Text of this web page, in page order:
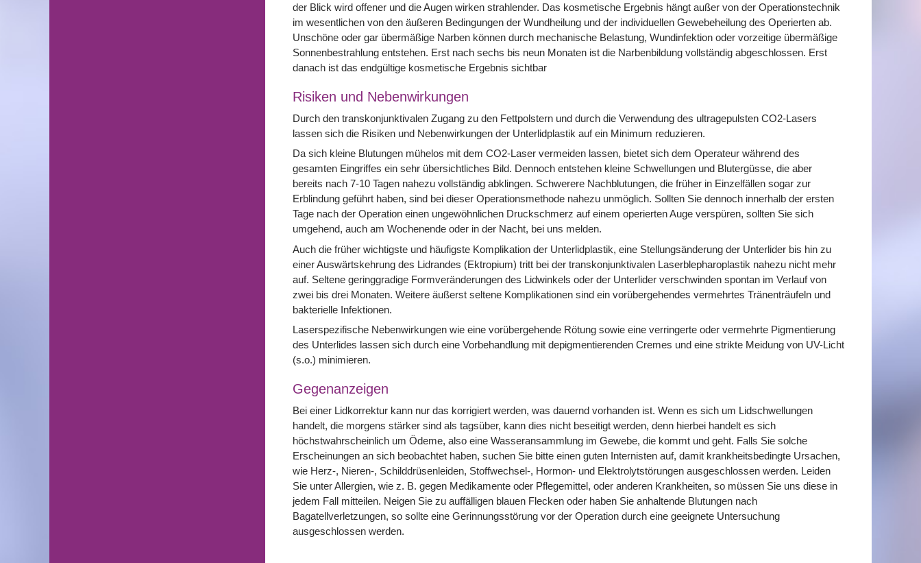
der Blick wird offener und die Augen wirken strahlender. Das kosmetische Ergebnis hängt außer von der Operationstechnik
im wesentlichen von den äußeren Bedingungen der Wundheilung und der individuellen Gewebeheilung des Operierten ab.
Unschöne oder gar übermäßige Narben können durch mechanische Belastung, Wundinfektion oder vorzeitige übermäßige
Sonnenbestrahlung entstehen. Erst nach sechs bis neun Monaten ist die Narbenbildung vollständig abgeschlossen. Erst
danach ist das endgültige kosmetische Ergebnis sichtbar
Risiken und Nebenwirkungen
Durch den transkonjunktivalen Zugang zu den Fettpolstern und durch die Verwendung des ultragepulsten CO2-Lasers
lassen sich die Risiken und Nebenwirkungen der Unterlidplastik auf ein Minimum reduzieren.
Da sich kleine Blutungen mühelos mit dem CO2-Laser vermeiden lassen, bietet sich dem Operateur während des
gesamten Eingriffes ein sehr übersichtliches Bild. Dennoch entstehen kleine Schwellungen und Blutergüsse, die aber
bereits nach 7-10 Tagen nahezu vollständig abklingen. Schwerere Nachblutungen, die früher in Einzelfällen sogar zur
Erblindung geführt haben, sind bei dieser Operationsmethode nahezu unmöglich. Sollten Sie dennoch innerhalb der ersten
Tage nach der Operation einen ungewöhnlichen Druckschmerz auf einem operierten Auge verspüren, sollten Sie sich
umgehend, auch am Wochenende oder in der Nacht, bei uns melden.
Auch die früher wichtigste und häufigste Komplikation der Unterlidplastik, eine Stellungsänderung der Unterlider bis hin zu
einer Auswärtskehrung des Lidrandes (Ektropium) tritt bei der transkonjunktivalen Laserblepharoplastik nahezu nicht mehr
auf. Seltene geringgradige Formveränderungen des Lidwinkels oder der Unterlider verschwinden spontan im Verlauf von
zwei bis drei Monaten. Weitere äußerst seltene Komplikationen sind ein vorübergehendes vermehrtes Tränenträufeln und
bakterielle Infektionen.
Laserspezifische Nebenwirkungen wie eine vorübergehende Rötung sowie eine verringerte oder vermehrte Pigmentierung
des Unterlides lassen sich durch eine Vorbehandlung mit depigmentierenden Cremes und eine strikte Meidung von UV-Licht
(s.o.) minimieren.
Gegenanzeigen
Bei einer Lidkorrektur kann nur das korrigiert werden, was dauernd vorhanden ist. Wenn es sich um Lidschwellungen
handelt, die morgens stärker sind als tagsüber, kann dies nicht beseitigt werden, denn hierbei handelt es sich
höchstwahrscheinlich um Ödeme, also eine Wasseransammlung im Gewebe, die kommt und geht. Falls Sie solche
Erscheinungen an sich beobachtet haben, suchen Sie bitte einen guten Internisten auf, damit krankheitsbedingte Ursachen,
wie Herz-, Nieren-, Schilddrüsenleiden, Stoffwechsel-, Hormon- und Elektrolytstörungen ausgeschlossen werden. Leiden
Sie unter Allergien, wie z. B. gegen Medikamente oder Pflegemittel, oder anderen Krankheiten, so müssen Sie uns diese in
jedem Fall mitteilen. Neigen Sie zu auffälligen blauen Flecken oder haben Sie anhaltende Blutungen nach
Bagatellverletzungen, so sollte eine Gerinnungsstörung vor der Operation durch eine geeignete Untersuchung
ausgeschlossen werden.